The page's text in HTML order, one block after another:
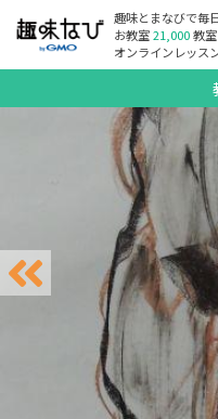
趣味とまなびで毎
お教室21,000教室
オンラインレッス